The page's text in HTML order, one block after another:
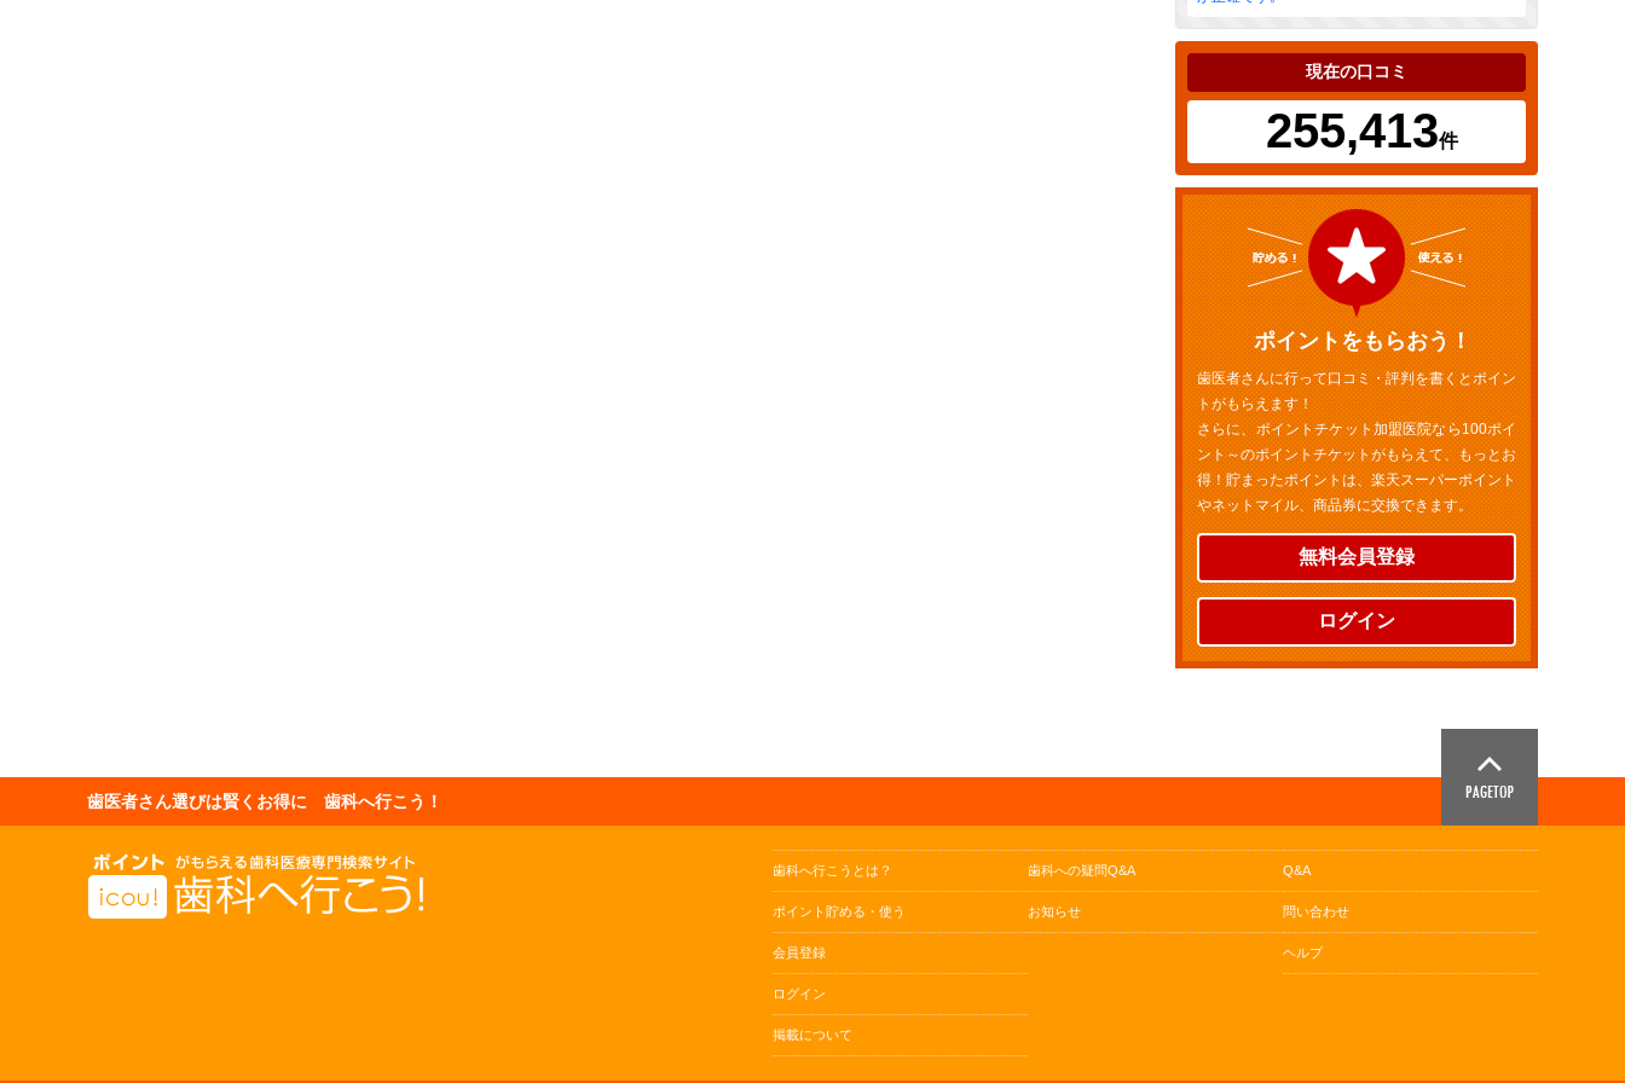
現在の口コミ
255,413件
ポイントをもらおう！
歯医者さんに行って口コミ・評判を書くとポイン
トがもらえます！
さらに、ポイントチケット加盟医院なら100ポイ
ント～のポイントチケットがもらえて、もっとお
得！貯まったポイントは、楽天スーパーポイント
やネットマイル、商品券に交換できます。
無料会員登録
ログイン
歯医者さん選びは賢くお得に 歯科へ行こう！
歯科へ行こうとは？
ポイント貯める・使う
会員登録
ログイン
掲載について
歯科への疑問Q&A
お知らせ
Q&A
問い合わせ
ヘルプ